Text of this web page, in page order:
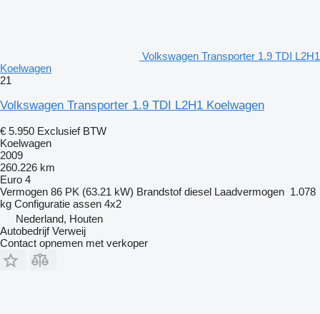
Volkswagen Transporter 1.9 TDI L2H1
Koelwagen
21
Volkswagen Transporter 1.9 TDI L2H1 Koelwagen
€ 5.950 Exclusief BTW
Koelwagen
2009
260.226 km
Euro 4
Vermogen 86 PK (63.21 kW) Brandstof diesel Laadvermogen 1.078
kg Configuratie assen 4x2
Nederland, Houten
Autobedrijf Verweij
Contact opnemen met verkoper